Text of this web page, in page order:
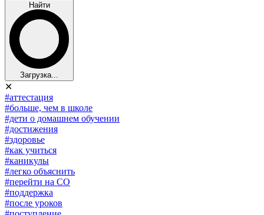
Найти
Загрузка...
✕
#аттестация
#больше, чем в школе
#дети о домашнем обучении
#достижения
#здоровье
#как учиться
#каникулы
#легко объяснить
#перейти на СО
#поддержка
#после уроков